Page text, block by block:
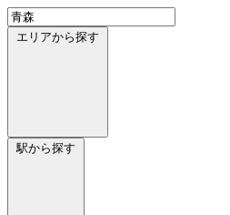
エリアから探す
駅から探す